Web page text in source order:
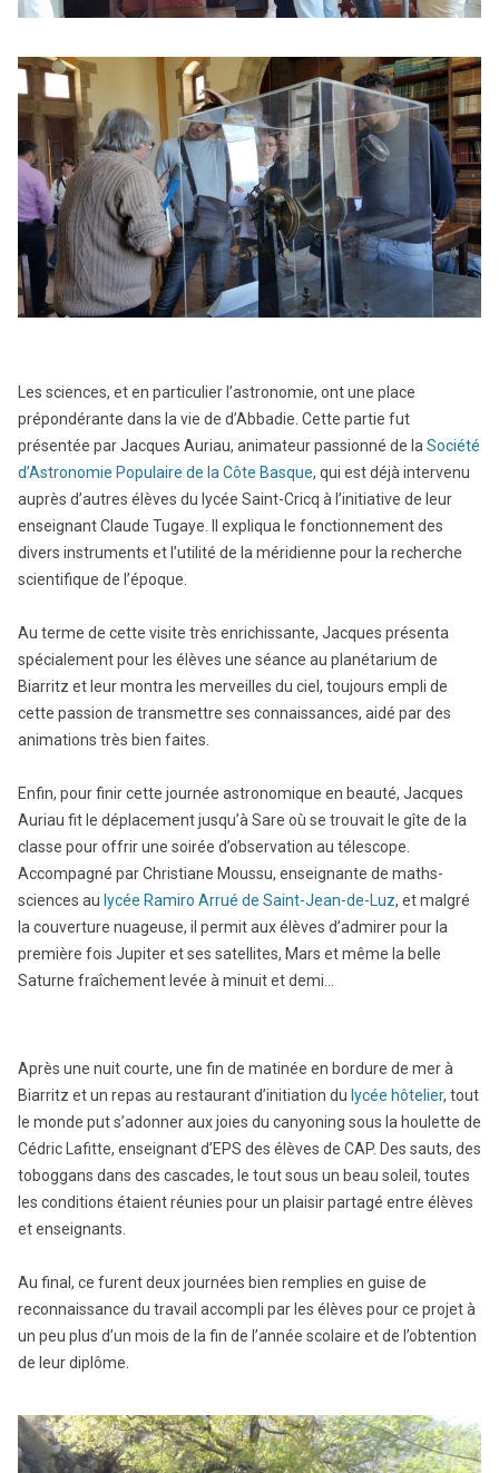
Les sciences, et en particulier l’astronomie, ont une place
prépondérante dans la vie de d’Abbadie. Cette partie fut
présentée par Jacques Auriau, animateur passionné de la Société
d’Astronomie Populaire de la Côte Basque, qui est déjà intervenu
auprès d’autres élèves du lycée Saint-Cricq à l’initiative de leur
enseignant Claude Tugaye. Il expliqua le fonctionnement des
divers instruments et l’utilité de la méridienne pour la recherche
scientifique de l’époque.
Au terme de cette visite très enrichissante, Jacques présenta
spécialement pour les élèves une séance au planétarium de
Biarritz et leur montra les merveilles du ciel, toujours empli de
cette passion de transmettre ses connaissances, aidé par des
animations très bien faites.
Enfin, pour finir cette journée astronomique en beauté, Jacques
Auriau fit le déplacement jusqu’à Sare où se trouvait le gîte de la
classe pour offrir une soirée d’observation au télescope.
Accompagné par Christiane Moussu, enseignante de maths-
sciences au lycée Ramiro Arrué de Saint-Jean-de-Luz, et malgré
la couverture nuageuse, il permit aux élèves d’admirer pour la
première fois Jupiter et ses satellites, Mars et même la belle
Saturne fraîchement levée à minuit et demi…
Après une nuit courte, une fin de matinée en bordure de mer à
Biarritz et un repas au restaurant d’initiation du lycée hôtelier, tout
le monde put s’adonner aux joies du canyoning sous la houlette de
Cédric Lafitte, enseignant d’EPS des élèves de CAP. Des sauts, des
toboggans dans des cascades, le tout sous un beau soleil, toutes
les conditions étaient réunies pour un plaisir partagé entre élèves
et enseignants.
Au final, ce furent deux journées bien remplies en guise de
reconnaissance du travail accompli par les élèves pour ce projet à
un peu plus d’un mois de la fin de l’année scolaire et de l’obtention
de leur diplôme.